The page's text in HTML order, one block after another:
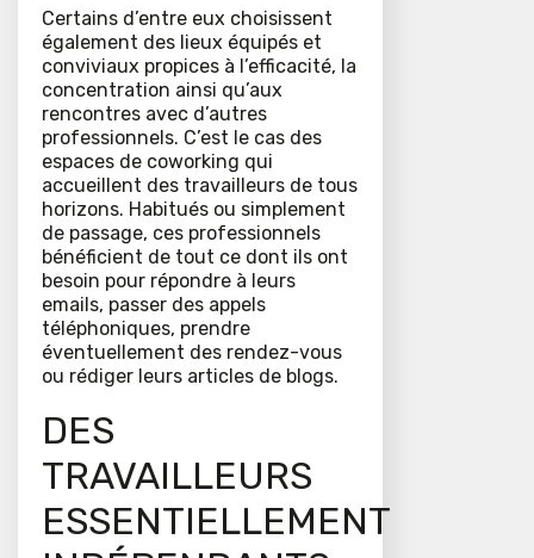
Certains d’entre eux choisissent
également des lieux équipés et
conviviaux propices à l’efficacité, la
concentration ainsi qu’aux
rencontres avec d’autres
professionnels. C’est le cas des
espaces de coworking qui
accueillent des travailleurs de tous
horizons. Habitués ou simplement
de passage, ces professionnels
bénéficient de tout ce dont ils ont
besoin pour répondre à leurs
emails, passer des appels
téléphoniques, prendre
éventuellement des rendez-vous
ou rédiger leurs articles de blogs.
DES
TRAVAILLEURS
ESSENTIELLEMENT